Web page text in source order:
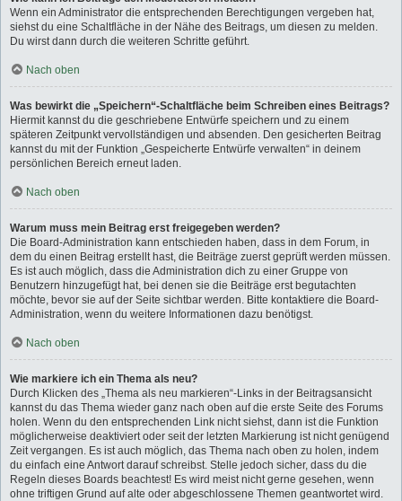
Wenn ein Administrator die entsprechenden Berechtigungen vergeben hat,
siehst du eine Schaltfläche in der Nähe des Beitrags, um diesen zu melden.
Du wirst dann durch die weiteren Schritte geführt.
Nach oben
Was bewirkt die „Speichern“-Schaltfläche beim Schreiben eines Beitrags?
Hiermit kannst du die geschriebene Entwürfe speichern und zu einem
späteren Zeitpunkt vervollständigen und absenden. Den gesicherten Beitrag
kannst du mit der Funktion „Gespeicherte Entwürfe verwalten“ in deinem
persönlichen Bereich erneut laden.
Nach oben
Warum muss mein Beitrag erst freigegeben werden?
Die Board-Administration kann entschieden haben, dass in dem Forum, in
dem du einen Beitrag erstellt hast, die Beiträge zuerst geprüft werden müssen.
Es ist auch möglich, dass die Administration dich zu einer Gruppe von
Benutzern hinzugefügt hat, bei denen sie die Beiträge erst begutachten
möchte, bevor sie auf der Seite sichtbar werden. Bitte kontaktiere die Board-
Administration, wenn du weitere Informationen dazu benötigst.
Nach oben
Wie markiere ich ein Thema als neu?
Durch Klicken des „Thema als neu markieren“-Links in der Beitragsansicht
kannst du das Thema wieder ganz nach oben auf die erste Seite des Forums
holen. Wenn du den entsprechenden Link nicht siehst, dann ist die Funktion
möglicherweise deaktiviert oder seit der letzten Markierung ist nicht genügend
Zeit vergangen. Es ist auch möglich, das Thema nach oben zu holen, indem
du einfach eine Antwort darauf schreibst. Stelle jedoch sicher, dass du die
Regeln dieses Boards beachtest! Es wird meist nicht gerne gesehen, wenn
ohne triftigen Grund auf alte oder abgeschlossene Themen geantwortet wird.